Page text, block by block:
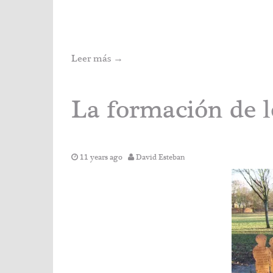
Leer más →
La formación de
11 years ago David Esteban